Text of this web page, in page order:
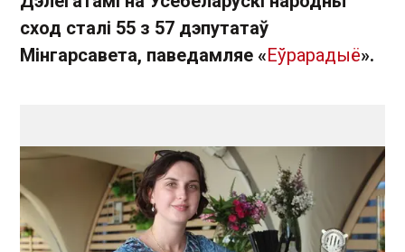
сход сталі 55 з 57 дэпутатаў
Мінгарсавета, паведамляе «Еўрарадыё».